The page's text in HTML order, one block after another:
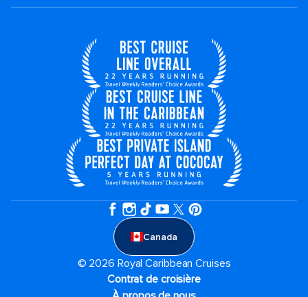
Canada
© 2026 Royal Caribbean Cruises
Contrat de croisière